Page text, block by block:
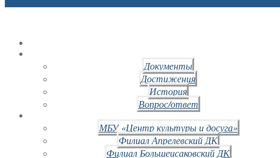
Документы
Достижения
История
Вопрос/ответ
МБУ «Центр культуры и досуга»
Филиал Апрелевский ДК
Филиал Большеисаковский ДК